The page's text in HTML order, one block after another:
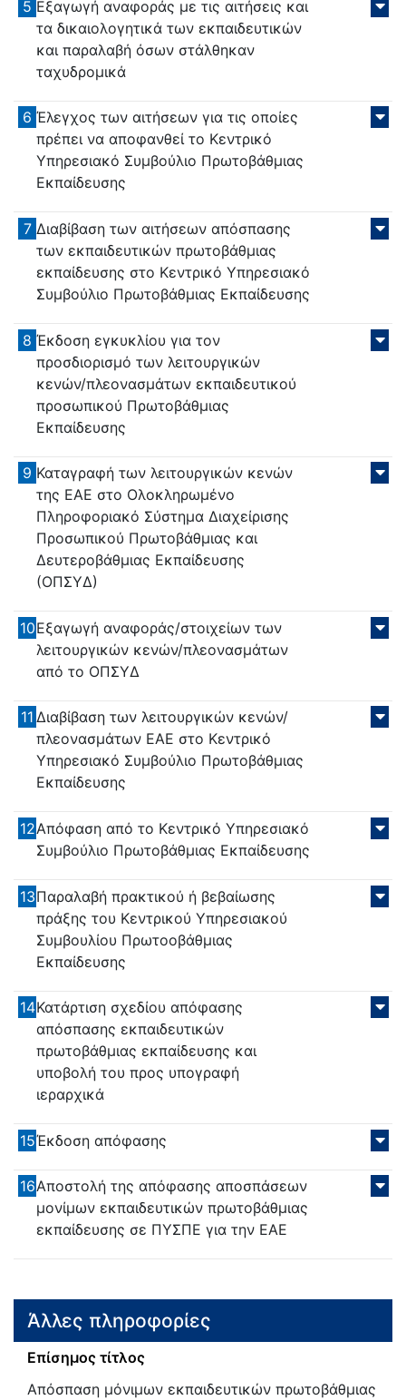
5 Εξαγωγή αναφοράς με τις αιτήσεις και
τα δικαιολογητικά των εκπαιδευτικών
και παραλαβή όσων στάλθηκαν
ταχυδρομικά
6 Έλεγχος των αιτήσεων για τις οποίες
πρέπει να αποφανθεί το Κεντρικό
Υπηρεσιακό Συμβούλιο Πρωτοβάθμιας
Εκπαίδευσης
7 Διαβίβαση των αιτήσεων απόσπασης
των εκπαιδευτικών πρωτοβάθμιας
εκπαίδευσης στο Κεντρικό Υπηρεσιακό
Συμβούλιο Πρωτοβάθμιας Εκπαίδευσης
8 Έκδοση εγκυκλίου για τον
προσδιορισμό των λειτουργικών
κενών/πλεονασμάτων εκπαιδευτικού
προσωπικού Πρωτοβάθμιας
Εκπαίδευσης
9 Καταγραφή των λειτουργικών κενών
της ΕΑΕ στο Ολοκληρωμένο
Πληροφοριακό Σύστημα Διαχείρισης
Προσωπικού Πρωτοβάθμιας και
Δευτεροβάθμιας Εκπαίδευσης
(ΟΠΣΥΔ)
10Εξαγωγή αναφοράς/στοιχείων των
λειτουργικών κενών/πλεονασμάτων
από το ΟΠΣΥΔ
11 Διαβίβαση των λειτουργικών κενών/
πλεονασμάτων ΕΑΕ στο Κεντρικό
Υπηρεσιακό Συμβούλιο Πρωτοβάθμιας
Εκπαίδευσης
12Απόφαση από το Κεντρικό Υπηρεσιακό
Συμβούλιο Πρωτοβάθμιας Εκπαίδευσης
13Παραλαβή πρακτικού ή βεβαίωσης
πράξης του Κεντρικού Υπηρεσιακού
Συμβουλίου Πρωτοοβάθμιας
Εκπαίδευσης
14Κατάρτιση σχεδίου απόφασης
απόσπασης εκπαιδευτικών
πρωτοβάθμιας εκπαίδευσης και
υποβολή του προς υπογραφή
ιεραρχικά
15Έκδοση απόφασης
16Αποστολή της απόφασης αποσπάσεων
μονίμων εκπαιδευτικών πρωτοβάθμιας
εκπαίδευσης σε ΠΥΣΠΕ για την ΕΑΕ
Άλλες πληροφορίες
Επίσημος τίτλος
Απόσπαση μόνιμων εκπαιδευτικών πρωτοβάθμιας